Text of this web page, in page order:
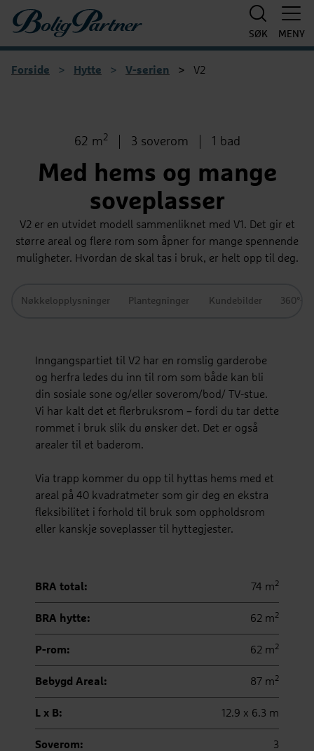
Boligpartner
SØK MENY
Forside > Hytte > V-serien > V2
Bruksareal
62 m2 Antall soverom
3 soverom Antall bad
1 bad
Med hems og mange
soveplasser
V2 er en utvidet modell sammenliknet med V1. Det gir et
større areal og flere rom som åpner for mange spennende
muligheter. Hvordan de skal tas i bruk, er helt opp til deg.
Nøkkelopplysninger Plantegninger Kundebilder 360°-
Inngangspartiet til V2 har en romslig garderobe
og herfra ledes du inn til rom som både kan bli
din sosiale sone og/eller soverom/bod/ TV-stue.
Vi har kalt det et flerbruksrom – fordi du tar dette
rommet i bruk slik du ønsker det. Det er også
arealer til et baderom.
Via trapp kommer du opp til hyttas hems med et
areal på 40 kvadratmeter som gir deg en ekstra
fleksibilitet i forhold til bruk som oppholdsrom
eller kanskje soveplasser til hyttegjester.
BRA total: 74 m2
BRA hytte: 62 m2
P-rom: 62 m2
Bebygd Areal: 87 m2
L x B: 12.9 x 6.3 m
Soverom: 3